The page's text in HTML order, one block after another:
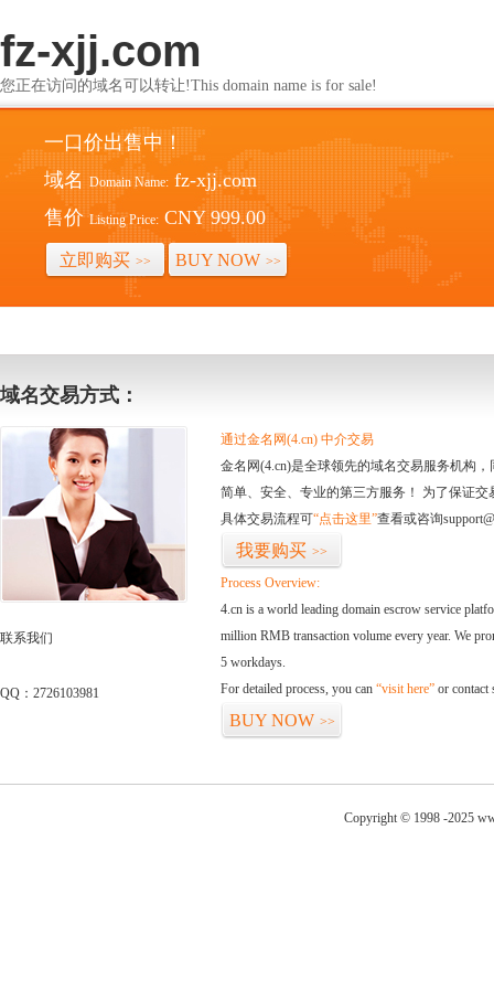
fz-xjj.com
您正在访问的域名可以转让!This domain name is for sale!
一口价出售中！
域名 Domain Name: fz-xjj.com
售价 Listing Price: CNY 999.00
立即购买 >> BUY NOW >>
域名交易方式：
联系我们
QQ：2726103981
通过金名网(4.cn) 中介交易
金名网(4.cn)是全球领先的域名交易服务机构
简单、安全、专业的第三方服务！ 为了保证
具体交易流程可“点击这里”查看或咨询
我要购买 >>
Process Overview:
4.cn is a world leading domain escrow service
million RMB transaction volume every year. We
5 workdays.
For detailed process, you can “visit here” or contact
BUY NOW >>
Copyright © 1998 -2025